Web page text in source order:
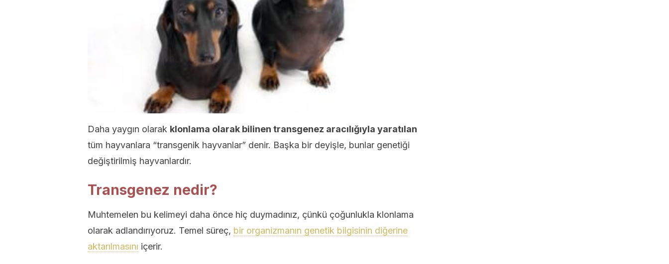
Daha yaygın olarak klonlama olarak bilinen transgenez aracılığıyla yaratılan
tüm hayvanlara “transgenik hayvanlar” denir. Başka bir deyişle, bunlar genetiği
değiştirilmiş hayvanlardır.
Transgenez nedir?
Muhtemelen bu kelimeyi daha önce hiç duymadınız, çünkü çoğunlukla klonlama
olarak adlandırıyoruz. Temel süreç, bir organizmanın genetik bilgisinin diğerine
aktarılmasını içerir.